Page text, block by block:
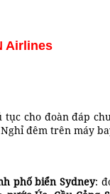
Airlines
cho đoàn đáp
đêm trên máy
phố biển Sydney: